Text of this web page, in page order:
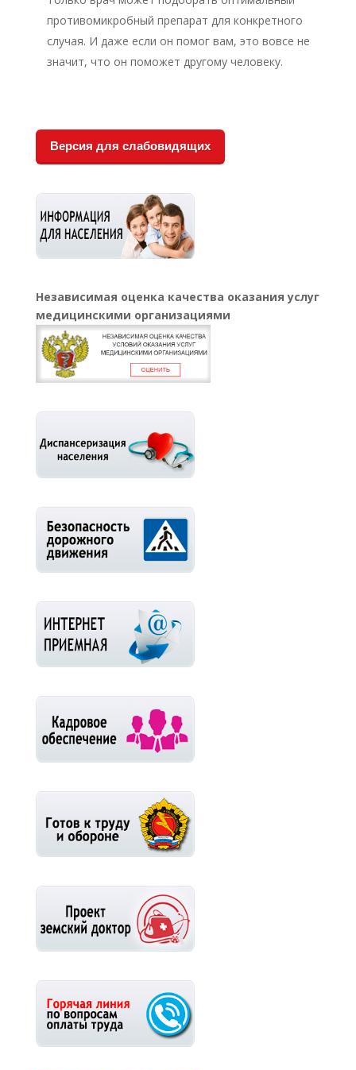
противомикробный препарат для конкретного
случая. И даже если он помог вам, это вовсе не
значит, что он поможет другому человеку.
Версия для слабовидящих
Независимая оценка качества оказания услуг
медицинскими организациями